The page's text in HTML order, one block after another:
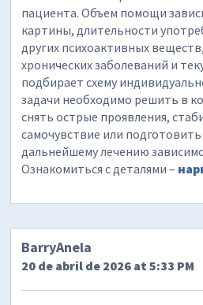
пациента. Объем помощи
картины, длительности
других психоактивных
хронических заболеваний и
подбирает схему
задачи необходимо решить в
снять острые проявления,
самочувствие или
дальнейшему лечению
Ознакомиться с деталями –
BarryAnela
20 de abril de 2026 at 5:33 PM